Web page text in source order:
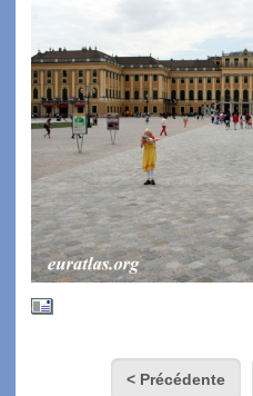
< Précédente